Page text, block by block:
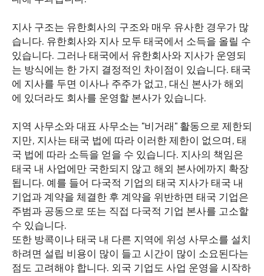
지사 구조는 유한회사의 구조와 매우 유사한 경우가 많
습니다. 유한회사와 지사 모두 태국에서 소득을 올릴 수
있습니다. 그러나 태국에서 유한회사와 지사가 운영되
는 방식에는 한 가지 결정적인 차이점이 있습니다. 태국
에 지사를 두면 이사나 주주가 없고, 대신 본사가 해외
에 있더라도 회사를 운영할 본사가 있습니다.
지역 사무소와 대표 사무소는 "비거래" 활동으로 제한되
지만, 지사는 태국 법에 따라 이러한 제한이 없으며, 태
국 법에 따라 소득을 얻을 수 있습니다. 지사의 책임은
태국 내 사업에만 국한되지 않고 해외 본사에까지 확장
됩니다. 예를 들어 다국적 기업의 태국 지사가 태국 내
기업과 계약을 체결한 후 계약을 위반하면 태국 기업은
주범과 공동으로 또는 직접 다국적 기업 본사를 고소할
수 있습니다.
또한 방콕이나 태국 내 다른 지역에 위성 사무소를 설치
하려면 설립 비용이 많이 들고 시간이 많이 소요된다는
점도 고려해야 합니다. 외국 기업도 사업 운영을 시작하